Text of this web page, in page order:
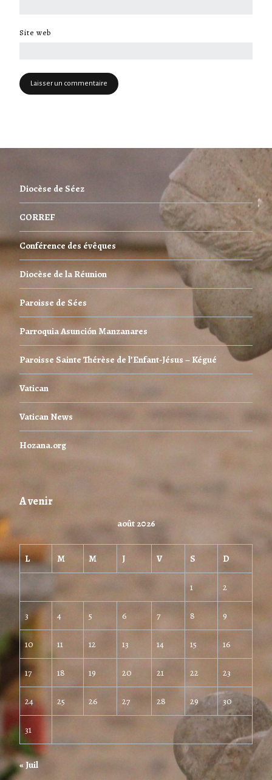
Site web
Diocèse de Séez
CORREF
Conférence des évêques
Diocèse de la Réunion
Paroisse de Sées
Parroquia Asunción Manzanares
Paroisse Sainte Thérèse de l’Enfant-Jésus – Kégué
Vatican
Vatican News
Hozana.org
A venir
août 2026
L M M J V S D
1 2
3 4 5 6 7 8 9
10 11 12 13 14 15 16
17 18 19 20 21 22 23
24 25 26 27 28 29 30
31
« Juil